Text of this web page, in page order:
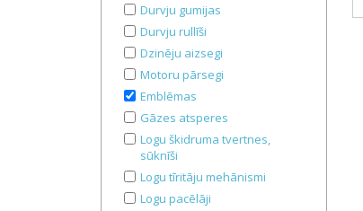
Durvju gumijas
Durvju rullīši
Dzinēju aizsegi
Motoru pārsegi
Emblēmas
Gāzes atsperes
Logu škidruma tvertnes,
sūknīši
Logu tīritāju mehānismi
Logu pacēlāji